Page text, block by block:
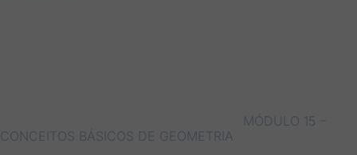
MÓDULO 15 –
CONCEITOS BÁSICOS DE GEOMETRIA